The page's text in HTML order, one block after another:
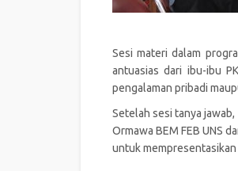
Sesi materi dalam
antuasias dari ibu-ibu
pengalaman pribadi
Setelah sesi tanya
Ormawa BEM FEB UNS
untuk